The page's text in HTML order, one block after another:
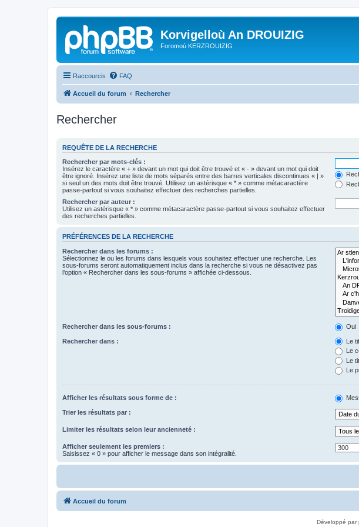
Korvigelloù An DROUIZIG
Foromoù KERZROUIZIG
Raccourcis FAQ
Accueil du forum Rechercher
Rechercher
REQUÊTE DE LA RECHERCHE
Rechercher par mots-clés :
Insérez le caractère « + » devant un mot qui doit être trouvé et « - » devant un mot qui doit
être ignoré. Insérez une liste de mots séparés entre des barres verticales discontinues « | »
si seul un des mots doit être trouvé. Utilisez un astérisque « * » comme métacaractère
passe-partout si vous souhaitez effectuer des recherches partielles.
Rechercher par auteur :
Utilisez un astérisque « * » comme métacaractère passe-partout si vous souhaitez effectuer
des recherches partielles.
PRÉFÉRENCES DE LA RECHERCHE
Rechercher dans les forums :
Sélectionnez le ou les forums dans lesquels vous souhaitez effectuer une recherche. Les
sous-forums seront automatiquement inclus dans la recherche si vous ne désactivez pas
l’option « Rechercher dans les sous-forums » affichée ci-dessous.
Rechercher dans les sous-forums : Oui
Rechercher dans :
Le
Le
Le
Le
Afficher les résultats sous forme de :
Trier les résultats par :
Limiter les résultats selon leur ancienneté :
Afficher seulement les premiers :
Saisissez « 0 » pour afficher le message dans son intégralité.
Accueil du forum
Développé par